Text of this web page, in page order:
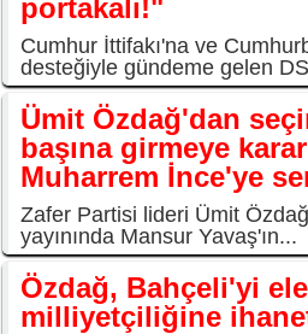
portakalı!"
Cumhur İttifakı'na ve
desteğiyle gündeme gelen
Ümit Özdağ'dan
başına girmeye
Muharrem İnce'ye
Zafer Partisi lideri Ümit
yayınında Mansur Yavaş'ın...
Özdağ, Bahçeli'yi
milliyetçiliğine